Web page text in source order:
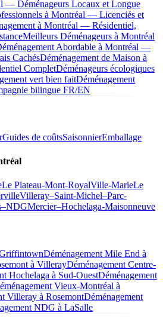
— Déménageurs Locaux et Longue
à Montréal — Licenciés et
à Montréal — Résidentiel,
Meilleurs Déménageurs à Montréal
Abordable à Montréal —
CachésDéménagement de Maison à
CompletDéménageurs écologiques
vert bien faitDéménagement
bilingue FR/EN
Guides de coûtsSaisonnierEmballage
Le Plateau-Mont-RoyalVille-MarieLe
Villeray–Saint-Michel–Parc-
Mercier–Hochelaga-Maisonneuve
Déménagement Mile End à
à VillerayDéménagement Centre-
Hochelaga à Sud-OuestDéménagement
Vieux-Montréal à
Villeray à RosemontDéménagement
NDG à LaSalle